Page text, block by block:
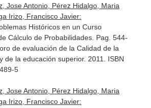
Jose Antonio, Pérez Hidalgo, Maria
Irizo, Francisco Javier:
Históricos en un Curso
Cálculo de Probabilidades. Pag. 544-
de evaluación de la Calidad de la
de la educación superior. 2011. ISBN
5
Jose Antonio, Pérez Hidalgo, Maria
Irizo, Francisco Javier: